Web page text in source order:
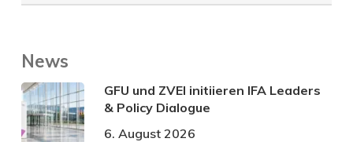
News
GFU und ZVEI initiieren IFA Leaders
& Policy Dialogue
6. August 2026